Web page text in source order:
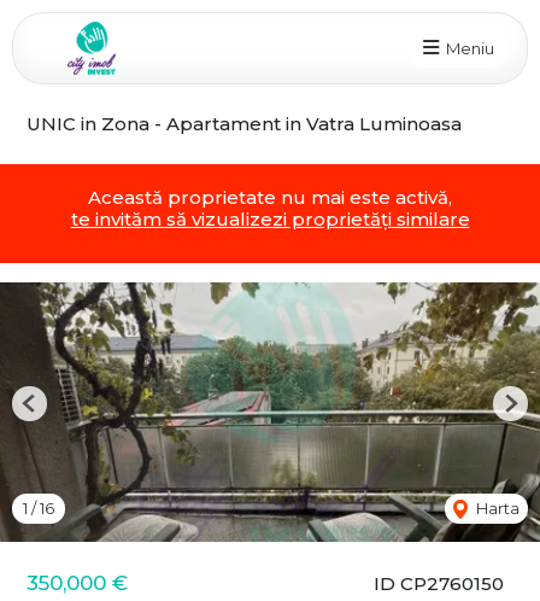
Meniu
UNIC in Zona - Apartament in Vatra Luminoasa
Această proprietate nu mai este activă,
te invităm să vizualizezi proprietăți similare
ID CP2760150
350,000 €
1 /16 Harta
Previous